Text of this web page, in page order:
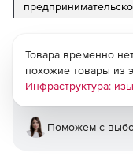
Товара временно
похожие товары из
Инфраструктура:
Поможем с